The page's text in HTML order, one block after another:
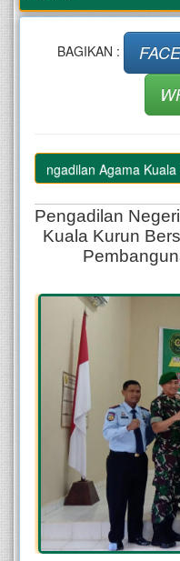
BAGIKAN :
Agama Kuala Kurun
Pengadilan
Kuala Kurun